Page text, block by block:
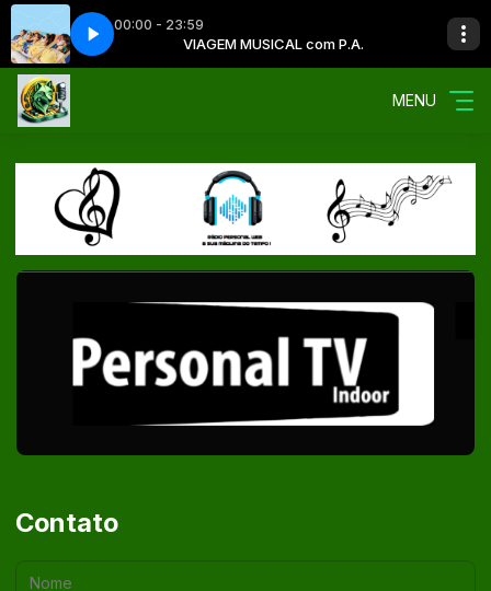
00:00 - 23:59
com P.A. VIAGEM MUSICAL com P.A.
power up 040323
MENU
Contato